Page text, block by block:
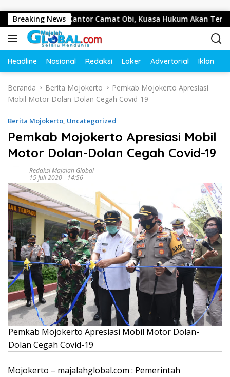
Breaking News
di Kantor Camat Obi, Kuasa Hukum Akan Tempuh
Headline Nasional Redaksi Loker Advertorial Iklan
Beranda Berita Mojokerto
Pemkab Mojokerto Apresiasi
Mobil Motor Dolan-Dolan Cegah Covid-19
Berita Mojokerto, Uncategorized
Pemkab Mojokerto Apresiasi Mobil
Motor Dolan-Dolan Cegah Covid-19
Redaksi Majalah Global
15 Juli 2020 - 14:56
Pemkab Mojokerto Apresiasi Mobil Motor Dolan-
Dolan Cegah Covid-19
Mojokerto – majalahglobal.com : Pemerintah